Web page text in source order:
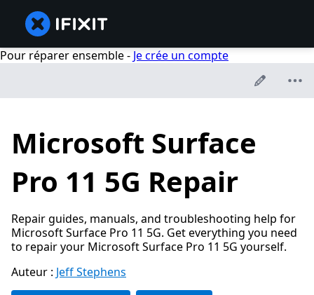
Pour réparer ensemble - Je crée un compte
Microsoft Surface
Pro 11 5G Repair
Repair guides, manuals, and troubleshooting help for
Microsoft Surface Pro 11 5G. Get everything you need
to repair your Microsoft Surface Pro 11 5G yourself.
Auteur : Jeff Stephens